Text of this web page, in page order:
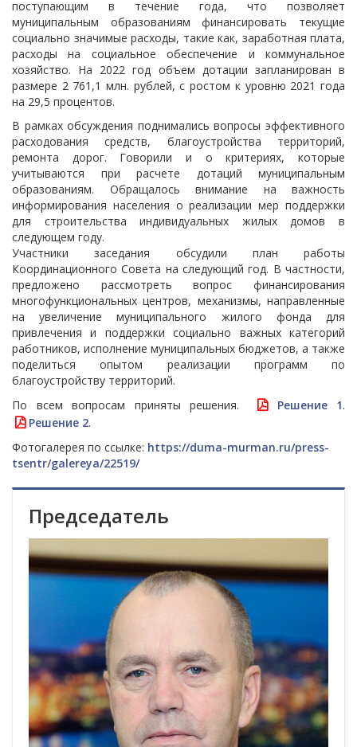
поступающим в течение года, что позволяет
муниципальным образованиям финансировать текущие
социально значимые расходы, такие как, заработная плата,
расходы на социальное обеспечение и коммунальное
хозяйство. На 2022 год объем дотации запланирован в
размере 2 761,1 млн. рублей, с ростом к уровню 2021 года
на 29,5 процентов.
В рамках обсуждения поднимались вопросы эффективного
расходования средств, благоустройства территорий,
ремонта дорог. Говорили и о критериях, которые
учитываются при расчете дотаций муниципальным
образованиям. Обращалось внимание на важность
информирования населения о реализации мер поддержки
для строительства индивидуальных жилых домов в
следующем году.
Участники заседания обсудили план работы
Координационного Совета на следующий год. В частности,
предложено рассмотреть вопрос финансирования
многофункциональных центров, механизмы, направленные
на увеличение муниципального жилого фонда для
привлечения и поддержки социально важных категорий
работников, исполнение муниципальных бюджетов, а также
поделиться опытом реализации программ по
благоустройству территорий.
По всем вопросам приняты решения.
Решение 1.
Решение 2.
Фотогалерея по ссылке: https://duma-murman.ru/press-
tsentr/galereya/22519/
Председатель